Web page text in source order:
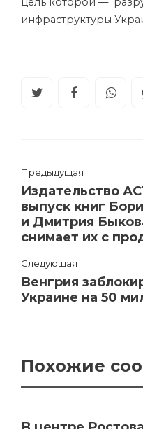
инфраструктуры
Предыдущая
Издательство
выпуск книг
и Дмитрия
снимает их с
Следующая
Венгрия
Украине на 50
Похожие